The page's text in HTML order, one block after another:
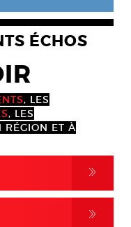
ÉCHOS
, LES
, LES
RÉGION ET À
,
,